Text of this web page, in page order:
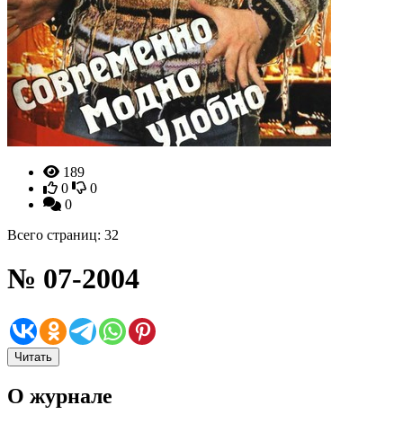
189
0
0
0
Всего страниц: 32
№ 07-2004
Читать
О журнале